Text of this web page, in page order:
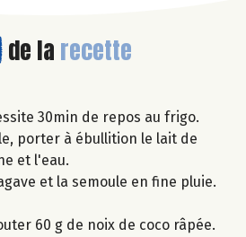
de la recette
30min de repos au frigo.
porter à ébullition le lait de
et l'eau.
et la semoule en fine pluie.
60 g de noix de coco râpée.